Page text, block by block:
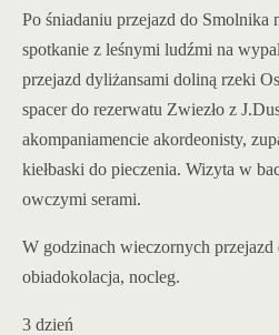
Po śniadaniu przejazd do Smolnika
spotkanie z leśnymi ludźmi na
przejazd dyliżansami doliną rzeki
spacer do rezerwatu Zwiezło z
akompaniamencie akordeonisty,
kiełbaski do pieczenia. Wizyta w
owczymi serami.
W godzinach wieczornych przejazd
obiadokolacja, nocleg.
3 dzień